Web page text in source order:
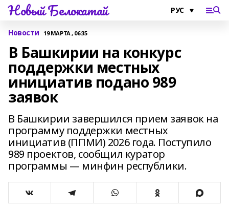
Новый Белокатай
Новости 19 МАРТА , 06:35
В Башкирии на конкурс
поддержки местных
инициатив подано 989
заявок
В Башкирии завершился прием заявок на
программу поддержки местных
инициатив (ППМИ) 2026 года. Поступило
989 проектов, сообщил куратор
программы — минфин республики.